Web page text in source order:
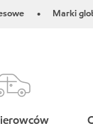
• Marki